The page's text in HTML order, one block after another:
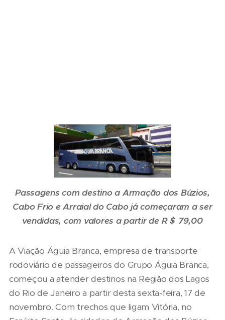
Passagens com destino a Armação dos Búzios,
Cabo Frio e Arraial do Cabo já começaram a ser
vendidas, com valores a partir de R＄ 79,00
A Viação Águia Branca, empresa de transporte
rodoviário de passageiros do Grupo Águia Branca,
começou a atender destinos na Região dos Lagos
do Rio de Janeiro a partir desta sexta-feira, 17 de
novembro. Com trechos que ligam Vitória, no